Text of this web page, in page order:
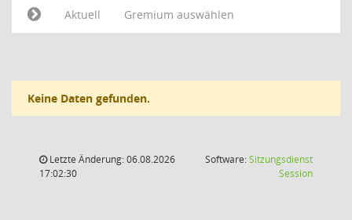
Aktuell
Gremium auswählen
Keine Daten gefunden.
Letzte Änderung: 06.08.2026
17:02:30
Software:Sitzungsdienst
Session(Wird in